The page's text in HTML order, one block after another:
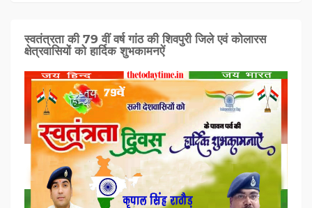
स्वतंत्रता की 79 वीं वर्ष गांठ की शिवपुरी जिले एवं कोलारस
क्षेत्रवासियों को हार्दिक शुभकामनऐं